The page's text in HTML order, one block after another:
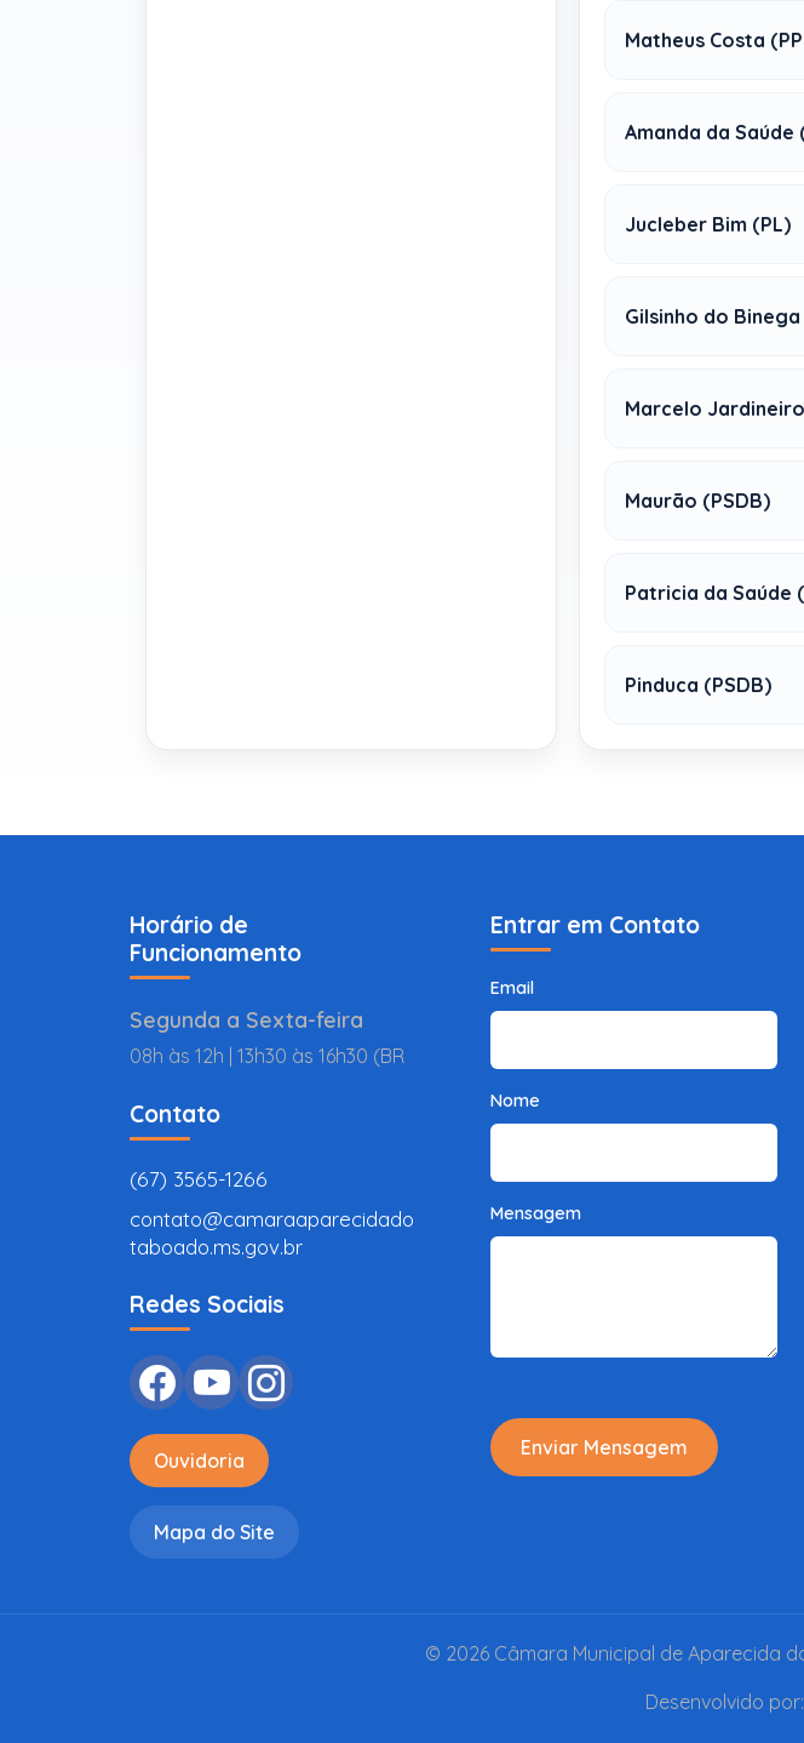
Matheus Costa
Amanda da Saúde
Jucleber Bim (PL)
Gilsinho do Binega
Marcelo
Maurão (PSDB)
Patricia da Saúde
Pinduca (PSDB)
Horário de
Funcionamento
Segunda a Sexta-feira
08h às 12h | 13h30 às 16h30 (BR
Contato
(67) 3565-1266
contato@camaraaparecidado
taboado.ms.gov.br
Redes Sociais
Ouvidoria
Mapa do Site
Entrar em Contato
Email
Nome
Mensagem
Enviar Mensagem
© 2026 Câmara Municipal de Aparecida
Desenvolvido por: